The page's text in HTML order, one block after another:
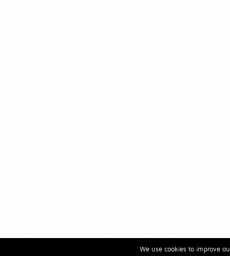
We use cookies to improve